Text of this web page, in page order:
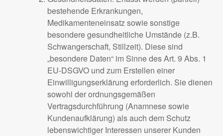
bestehende Erkrankungen,
Medikamenteneinsatz sowie sonstige
besondere gesundheitliche Umstände (z.B.
Schwangerschaft, Stillzeit). Diese sind
„besondere Daten“ im Sinne des Art. 9 Abs. 1
EU-DSGVO und zum Erstellen einer
Einwilligungserklärung erforderlich. Sie dienen
sowohl der ordnungsgemäßen
Vertragsdurchführung (Anamnese sowie
Kundenaufklärung) als auch dem Schutz
lebenswichtiger Interessen unserer Kunden